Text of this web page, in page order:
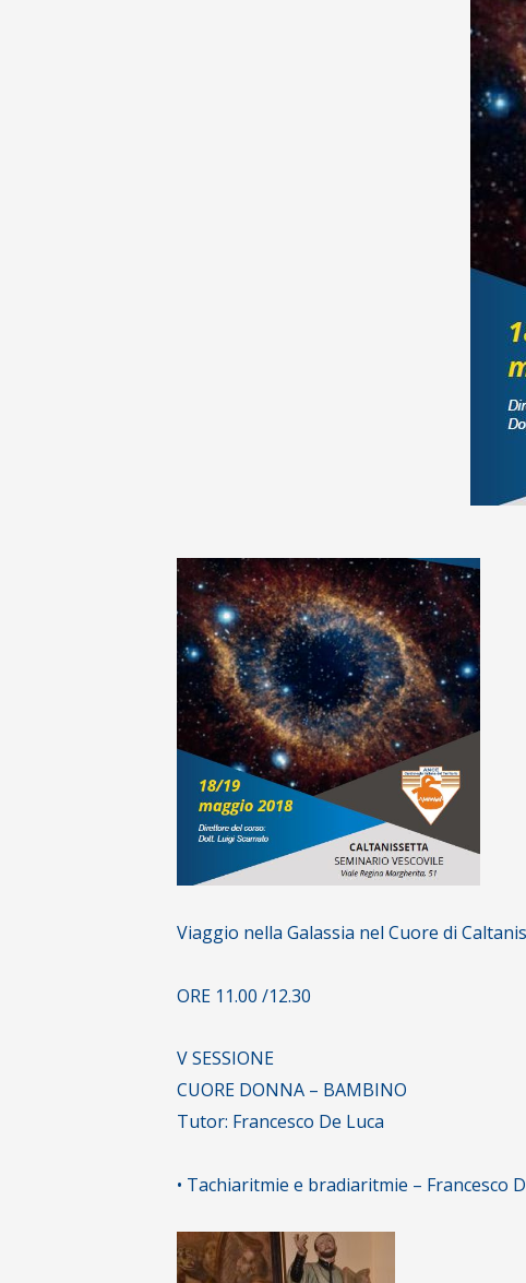
Viaggio nella Galassia nel Cuore di
ORE 11.00 /12.30
V SESSIONE
CUORE DONNA – BAMBINO
Tutor: Francesco De Luca
• Tachiaritmie e bradiaritmie – Francesco